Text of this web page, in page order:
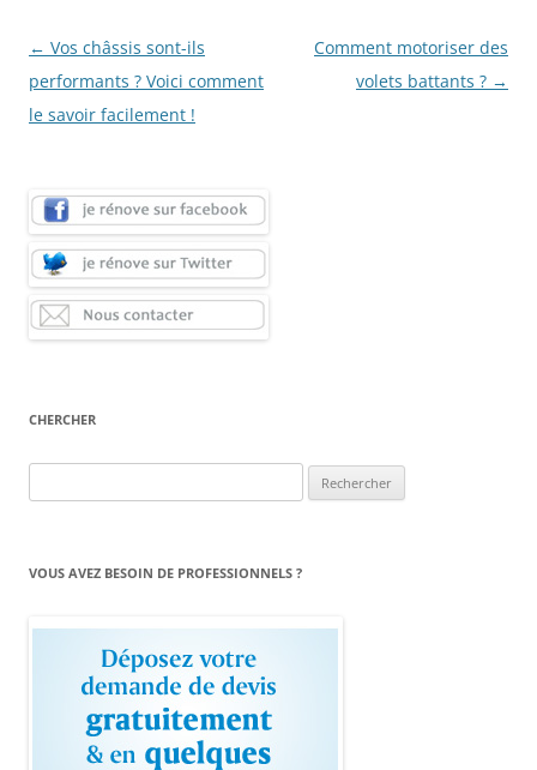
Navigation
des
articles
← Vos châssis sont-ils
performants ? Voici comment
le savoir facilement !
Comment motoriser des
volets battants ? →
CHERCHER
VOUS AVEZ BESOIN DE PROFESSIONNELS ?